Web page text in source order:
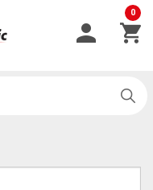
0